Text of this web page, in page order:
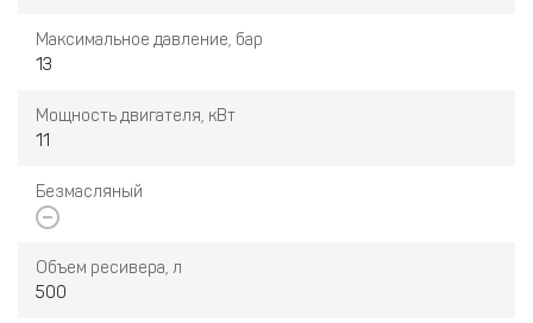
Максимальное давление, бар
13
Мощность двигателя, кВт
11
Безмасляный
Объем ресивера, л
500